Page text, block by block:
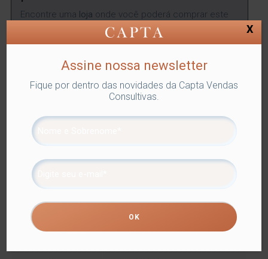
Encontre uma loja onde você poderá comprar este
VASOS Tags:DECORAÇÃO,VASOS
Informação adicional
Informação adicional
Assine nossa newsletter
Fique por dentro das novidades da Capta Vendas
Consultivas.
X